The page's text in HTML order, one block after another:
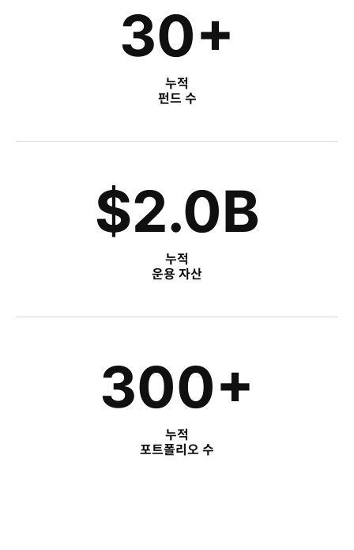
30+
누적
펀드 수
$2.0B
누적
운용 자산
300+
누적
포트폴리오 수